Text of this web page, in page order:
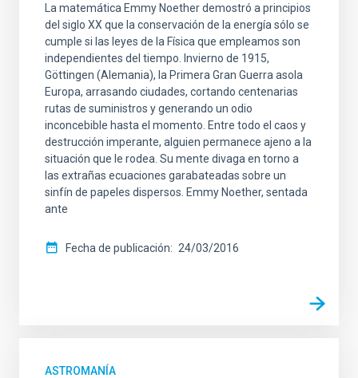
La matemática Emmy Noether demostró a principios
del siglo XX que la conservación de la energía sólo se
cumple si las leyes de la Física que empleamos son
independientes del tiempo. Invierno de 1915,
Göttingen (Alemania), la Primera Gran Guerra asola
Europa, arrasando ciudades, cortando centenarias
rutas de suministros y generando un odio
inconcebible hasta el momento. Entre todo el caos y
destrucción imperante, alguien permanece ajeno a la
situación que le rodea. Su mente divaga en torno a
las extrañas ecuaciones garabateadas sobre un
sinfín de papeles dispersos. Emmy Noether, sentada
ante
Fecha de publicación 24/03/2016
ASTROMANÍA